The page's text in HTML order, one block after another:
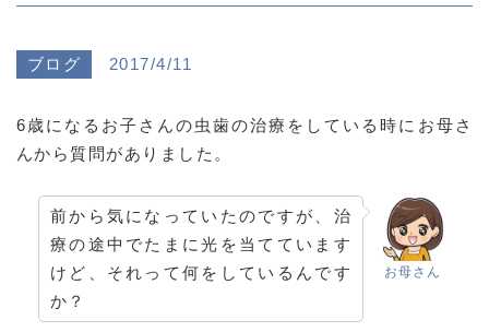
ブログ 2017/4/11
6歳になるお子さんの虫歯の治療をしている時にお母さ
んから質問がありました。
お母さん
前から気になっていたのですが、治
療の途中でたまに光を当てています
けど、それって何をしているんです
か？